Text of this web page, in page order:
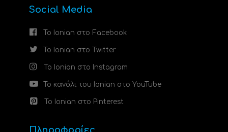
Social Media
Το Ionian στο Facebook
Το Ionian στο Twitter
Το Ionian στο Instagram
Το κανάλι του Ionian στο YouTube
Το Ionian στο Pinterest